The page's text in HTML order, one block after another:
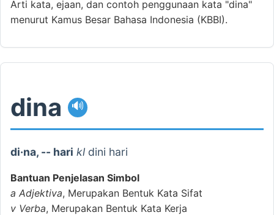
Arti kata, ejaan, dan contoh penggunaan kata "dina"
menurut Kamus Besar Bahasa Indonesia (KBBI).
dina 🔊
di·na, -- hari kl dini hari
Bantuan Penjelasan Simbol
a Adjektiva, Merupakan Bentuk Kata Sifat
v Verba, Merupakan Bentuk Kata Kerja